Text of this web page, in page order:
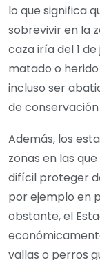
lo que significa
sobrevivir en la
caza iría del 1
matado o
incluso ser
de
Además, los
zonas en las
difícil proteger
por ejemplo en
obstante, el
vallas o perros